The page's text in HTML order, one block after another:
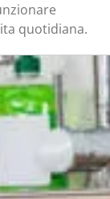
quotidiana.